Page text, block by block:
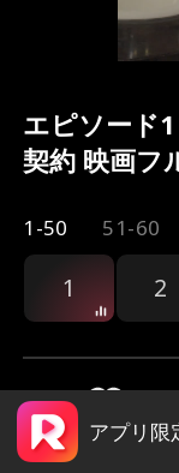
エピソード
契約 映画フ
1-50 51-60
1 2
122
アプリ限